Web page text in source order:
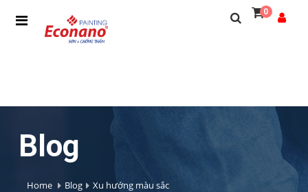
0
Blog
Home Blog Xu hướng màu sắc